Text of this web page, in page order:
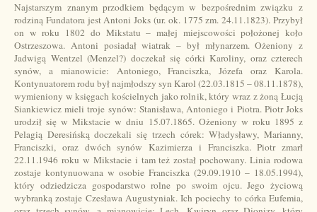
Najstarszym znanym przodkiem będącym w bezpośrednim związku z
rodziną Fundatora jest Antoni Joks (ur. ok. 1775 zm. 24.11.1823). Przybył
on w roku 1802 do Mikstatu – małej miejscowości położonej koło
Ostrzeszowa. Antoni posiadał wiatrak – był młynarzem. Ożeniony z
Jadwigą Wentzel (Menzel?) doczekał się córki Karoliny, oraz czterech
synów, a mianowicie: Antoniego, Franciszka, Józefa oraz Karola.
Kontynuatorem rodu był najmłodszy syn Karol (22.03.1815 – 08.11.1878),
wymieniony w księgach kościelnych jako rolnik, który wraz z żoną Łucją
Siankiewicz mieli troje synów: Stanisława, Antoniego i Piotra. Piotr Joks
urodził się w Mikstacie w dniu 15.07.1865. Ożeniony w roku 1895 z
Pelagią Deresińską doczekali się trzech córek: Władysławy, Marianny,
Franciszki, oraz dwóch synów Kazimierza i Franciszka. Piotr zmarł
22.11.1946 roku w Mikstacie i tam też został pochowany. Linia rodowa
zostaje kontynuowana w osobie Franciszka (29.09.1910 – 18.05.1994),
który odziedzicza gospodarstwo rolne po swoim ojcu. Jego życiową
wybranką zostaje Czesława Augustyniak. Ich pociechy to córka Eufemia,